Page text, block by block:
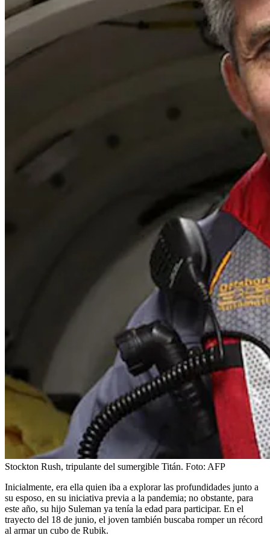
Stockton Rush, tripulante del sumergible Titán. Foto: AFP
Inicialmente, era ella quien iba a explorar las profundidades junto a
su esposo, en su iniciativa previa a la pandemia; no obstante, para
este año, su hijo Suleman ya tenía la edad para participar. En el
trayecto del 18 de junio, el joven también buscaba romper un récord
al armar un cubo de Rubik.